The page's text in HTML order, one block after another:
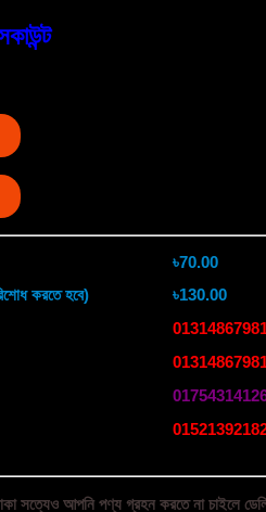
৳70.00
করতে হবে)
৳130.00
সত্যেও আপনি পণ্য গ্রহন করতে না চাইলে